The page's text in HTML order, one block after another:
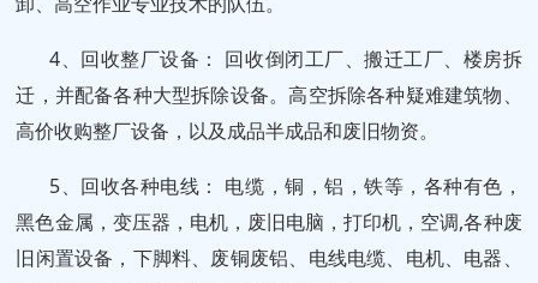
4、回收整厂设备： 回收倒闭工厂、搬迁工厂、楼房拆
迁，并配备各种大型拆除设备。高空拆除各种疑难建筑物、
高价收购整厂设备，以及成品半成品和废旧物资。
5、回收各种电线： 电缆，铜，铝，铁等，各种有色，
黑色金属，变压器，电机，废旧电脑，打印机，空调,各种废
旧闲置设备，下脚料、废铜废铝、电线电缆、电机、电器、